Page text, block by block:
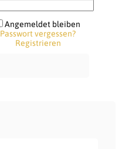
Angemeldet bleiben
Passwort vergessen?
Registrieren